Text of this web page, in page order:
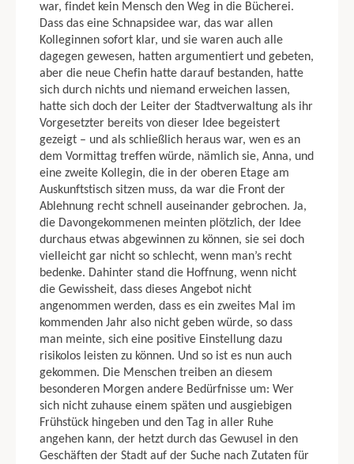
war, findet kein Mensch den Weg in die Bücherei.
Dass das eine Schnapsidee war, das war allen
Kolleginnen sofort klar, und sie waren auch alle
dagegen gewesen, hatten argumentiert und gebe­ten,
aber die neue Chefin hatte darauf bestanden, hatte
sich durch nichts und niemand erweichen lassen,
hatte sich doch der Leiter der Stadtverwaltung als ihr
Vorgesetzter bereits von dieser Idee begeistert
gezeigt – und als schließlich heraus war, wen es an
dem Vormittag treffen würde, nämlich sie, Anna, und
eine zweite Kollegin, die in der oberen Etage am
Auskunftstisch sitzen muss, da war die Front der
Ablehnung recht schnell auseinander gebrochen. Ja,
die Davongekom­menen meinten plötzlich, der Idee
durchaus etwas abgewinnen zu können, sie sei doch
vielleicht gar nicht so schlecht, wenn man’s recht
bedenke. Dahinter stand die Hoffnung, wenn nicht
die Gewissheit, dass dieses Angebot nicht
angenommen werden, dass es ein zweites Mal im
kommenden Jahr also nicht geben würde, so dass
man meinte, sich eine positive Einstellung dazu
risikolos leisten zu können. Und so ist es nun auch
gekommen. Die Menschen treiben an diesem
besonderen Morgen andere Bedürfnisse um: Wer
sich nicht zuhause einem späten und aus­giebigen
Frühstück hingeben und den Tag in aller Ruhe
angehen kann, der hetzt durch das Gewusel in den
Geschäften der Stadt auf der Suche nach Zutaten für